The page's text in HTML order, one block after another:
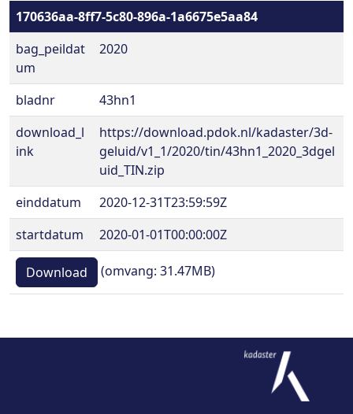
170636aa-8ff7-5c80-896a-1a6675e5aa84
bag_peildat
um
2020
bladnr
43hn1
download_l
ink
https://download.pdok.nl/kadaster/3d-
geluid/v1_1/2020/tin/43hn1_2020_3dgel
uid_TIN.zip
einddatum
2020-12-31T23:59:59Z
startdatum
2020-01-01T00:00:00Z
Download (omvang: 31.47MB)